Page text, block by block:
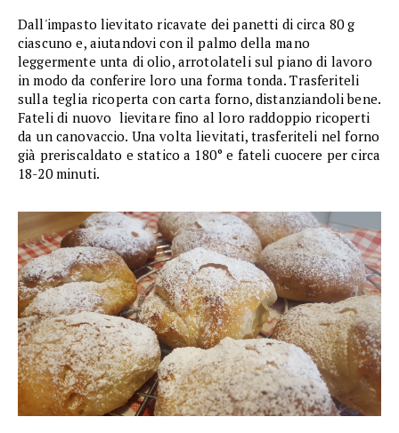
Dall'impasto lievitato ricavate dei panetti di circa 80 g
ciascuno e, aiutandovi con il palmo della mano
leggermente unta di olio, arrotolateli sul piano di lavoro
in modo da conferire loro una forma tonda. Trasferiteli
sulla teglia ricoperta con carta forno, distanziandoli bene.
Fateli di nuovo lievitare fino al loro raddoppio ricoperti
da un canovaccio. Una volta lievitati, trasferiteli nel forno
già preriscaldato e statico a 180° e fateli cuocere per circa
18-20 minuti.